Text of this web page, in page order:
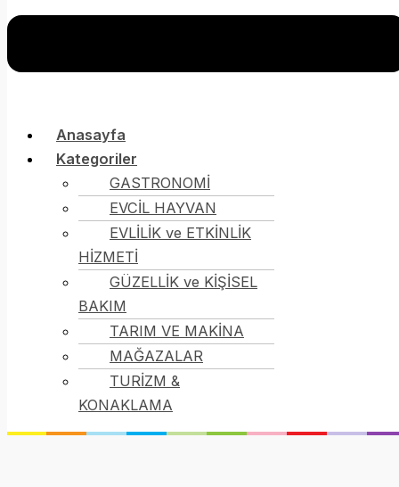
Anasayfa
Kategoriler
GASTRONOMİ
EVCİL HAYVAN
EVLİLİK ve ETKİNLİK
HİZMETİ
GÜZELLİK ve KİŞİSEL
BAKIM
TARIM VE MAKİNA
MAĞAZALAR
TURİZM &
KONAKLAMA